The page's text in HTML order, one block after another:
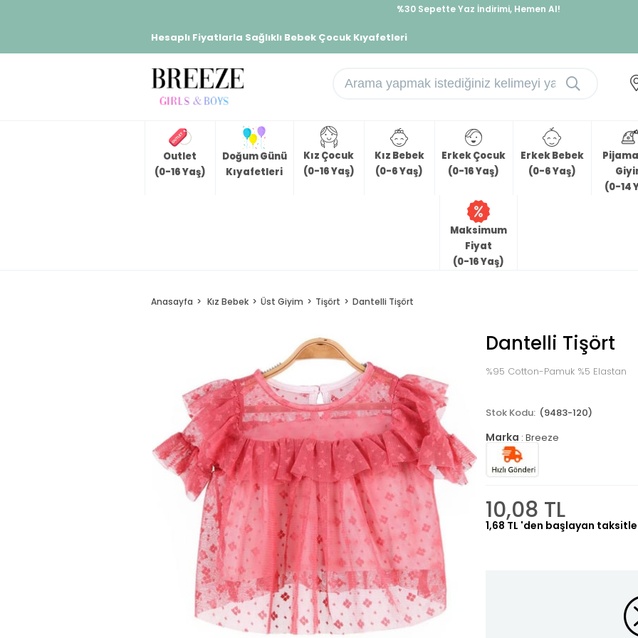
%30 Sepette Yaz İndirimi, Hemen Al!
Hesaplı Fiyatlarla Sağlıklı Bebek Çocuk Kıyafetleri
Outlet
(0-16 Yaş)
Doğum Günü
Kıyafetleri
Kız Çocuk
(0-16 Yaş)
Kız Bebek
(0-6 Yaş)
Erkek Çocuk
(0-16 Yaş)
Erkek Bebek
(0-6 Yaş)
(0-14
Maksimum
Fiyat
(0-16 Yaş)
Anasayfa Kız Bebek Üst Giyim Tişört Dantelli Tişört
Dantelli Tişört
%95 Cotton-Pamuk %5 Elastan
(9483-120)
Marka : Breeze
10,08 TL
1,68 TL 'den başlayan